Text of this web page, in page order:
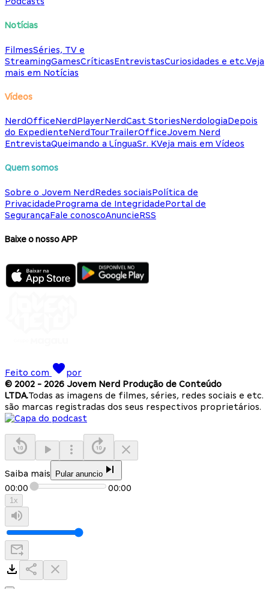
Notícias
FilmesSéries, TV e
StreamingGamesCríticasEntrevistasCuriosidades e etc.Veja
mais em Notícias
Vídeos
NerdOfficeNerdPlayerNerdCast StoriesNerdologiaDepois
do ExpedienteNerdTourTrailerOfficeJovem Nerd
EntrevistaQueimando a LínguaSr. KVeja mais em Vídeos
Quem somos
Sobre o Jovem NerdRedes sociaisPolítica de
PrivacidadePrograma de IntegridadePortal de
SegurançaFale conoscoAnuncieRSS
Baixe o nosso APP
Feito com
por
© 2002 - 2026 Jovem Nerd Produção de Conteúdo
LTDA.Todas as imagens de filmes, séries, redes sociais e etc.
são marcas registradas dos seus respectivos proprietários.
Saiba mais Pular anuncio
00:00 00:00
1x